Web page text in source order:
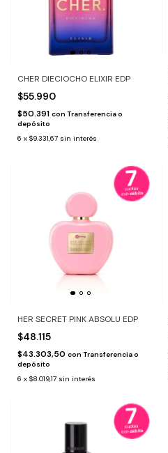
CHER DIECIOCHO ELIXIR EDP
$55.990
$50.391 con Transferencia o
depósito
6 x $9.331,67 sin interés
HER SECRET PINK ABSOLU EDP
$48.115
$43.303,50 con Transferencia o
depósito
6 x $8.019,17 sin interés